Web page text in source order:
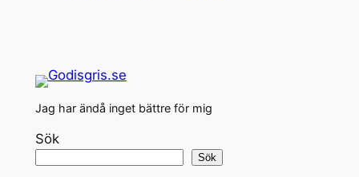
Jag har ändå inget bättre för mig
Sök
Sök